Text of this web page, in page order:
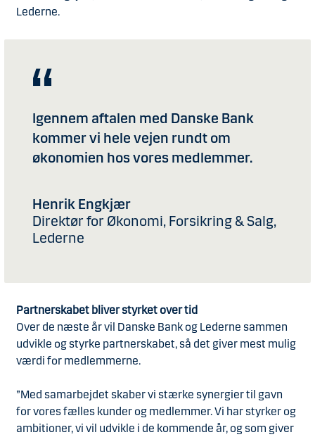
Lederne.
Igennem aftalen med Danske Bank
kommer vi hele vejen rundt om
økonomien hos vores medlemmer.
Henrik Engkjær
Direktør for Økonomi, Forsikring & Salg,
Lederne
Partnerskabet bliver styrket over tid
Over de næste år vil Danske Bank og Lederne sammen
udvikle og styrke partnerskabet, så det giver mest mulig
værdi for medlemmerne.
”Med samarbejdet skaber vi stærke synergier til gavn
for vores fælles kunder og medlemmer. Vi har styrker og
ambitioner, vi vil udvikle i de kommende år, og som giver